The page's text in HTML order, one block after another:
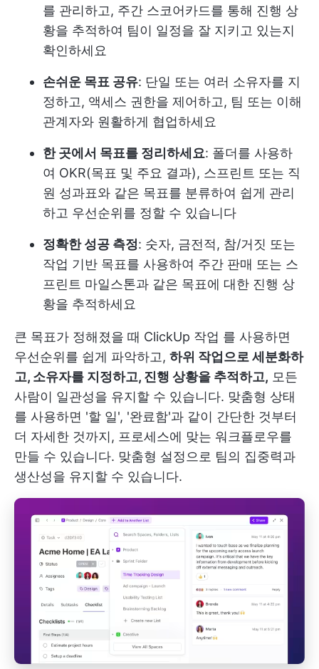
를 관리하고, 주간 스코어카드를 통해 진행 상
황을 추적하여 팀이 일정을 잘 지키고 있는지
확인하세요
손쉬운 목표 공유: 단일 또는 여러 소유자를 지
정하고, 액세스 권한을 제어하고, 팀 또는 이해
관계자와 원활하게 협업하세요
한 곳에서 목표를 정리하세요: 폴더를 사용하
여 OKR(목표 및 주요 결과), 스프린트 또는 직
원 성과표와 같은 목표를 분류하여 쉽게 관리
하고 우선순위를 정할 수 있습니다
정확한 성공 측정: 숫자, 금전적, 참/거짓 또는
작업 기반 목표를 사용하여 주간 판매 또는 스
프린트 마일스톤과 같은 목표에 대한 진행 상
황을 추적하세요
큰 목표가 정해졌을 때 ClickUp 작업 를 사용하면
우선순위를 쉽게 파악하고, 하위 작업으로 세분화하
고, 소유자를 지정하고, 진행 상황을 추적하고, 모든
사람이 일관성을 유지할 수 있습니다. 맞춤형 상태
를 사용하면 '할 일', '완료함'과 같이 간단한 것부터
더 자세한 것까지, 프로세스에 맞는 워크플로우를
만들 수 있습니다. 맞춤형 설정으로 팀의 집중력과
생산성을 유지할 수 있습니다.